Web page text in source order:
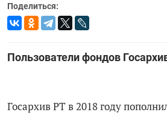
Поделиться:
Пользователи фондов
Госархив РТ в 2018 году